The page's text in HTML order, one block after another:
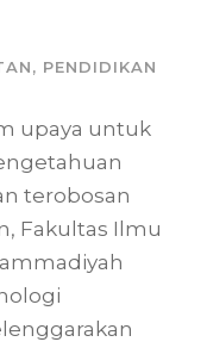
, PENDIDIKAN
upaya untuk
terobosan
Fakultas Ilmu